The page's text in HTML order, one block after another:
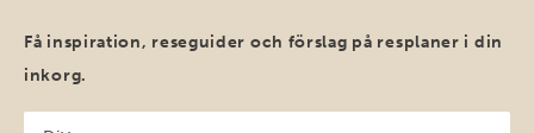
Få inspiration, reseguider och förslag på resplaner i din
inkorg.